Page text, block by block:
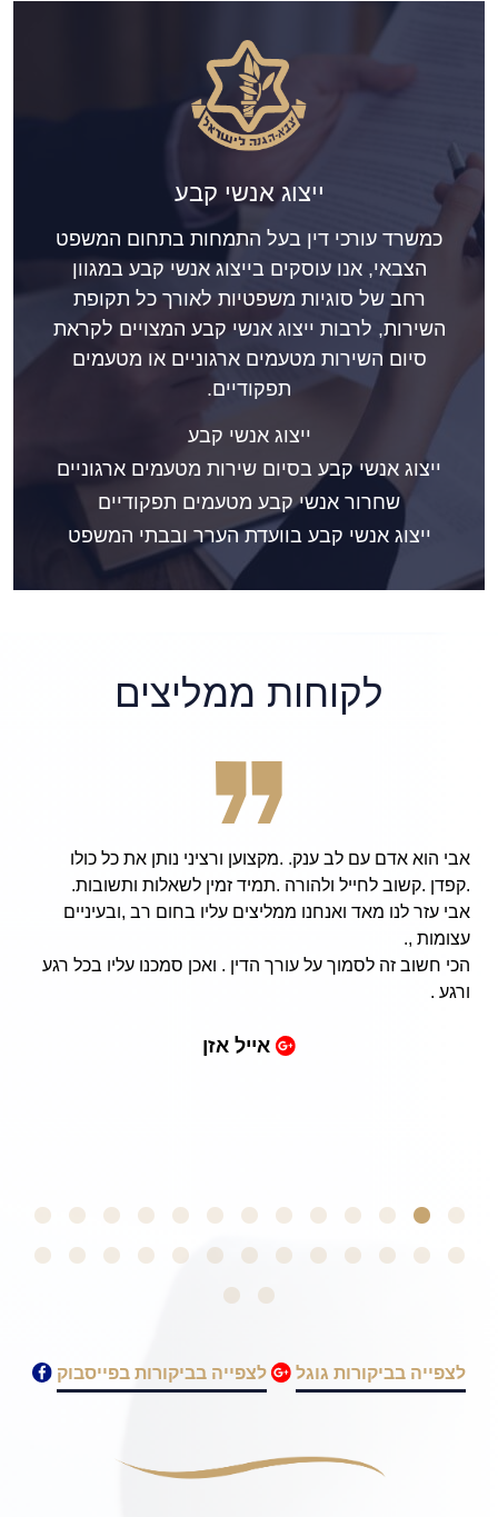
ייצוג אנשי קבע
כמשרד עורכי דין בעל התמחות בתחום המשפט
הצבאי, אנו עוסקים בייצוג אנשי קבע במגוון
רחב של סוגיות משפטיות לאורך כל תקופת
השירות, לרבות ייצוג אנשי קבע המצויים לקראת
סיום השירות מטעמים ארגוניים או מטעמים
תפקודיים.
ייצוג אנשי קבע
ייצוג אנשי קבע בסיום שירות מטעמים ארגוניים
שחרור אנשי קבע מטעמים תפקודיים
ייצוג אנשי קבע בוועדת הערר ובבתי המשפט
לקוחות ממליצים
.מקצוען ורציני נותן את כל כולו
.תמיד זמין לשאלות ותשובות.
ממליצים עליו בחום רב ,ובעיניים
עורך הדין . ואכן סמכנו עליו בכל רגע
hard working
I am now
and family,
has done an
לצפייה בביקורות גוגל לצפייה בביקורות בפייסבוק